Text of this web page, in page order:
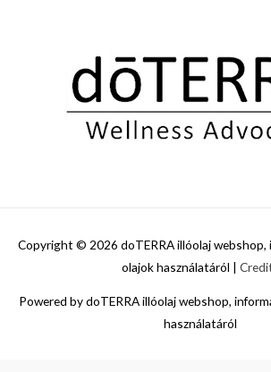
Copyright © 2026 doTERRA illóolaj
olajok használatáról |
Powered bydoTERRA illóolaj webshop,
használatáról